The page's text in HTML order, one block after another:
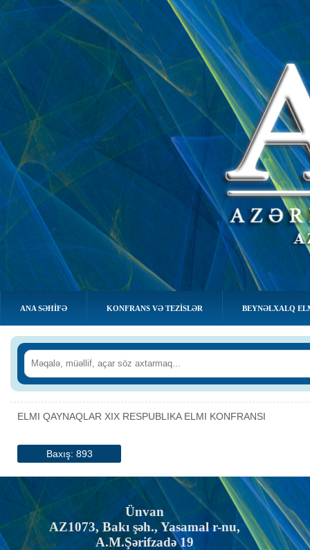
ANA SƏHIFƏ KONFRANS VƏ TEZİSLƏR BEYNƏLXALQ
ELMI QAYNAQLAR XIX RESPUBLIKA ELMI KONFRANSI
Baxış: 893
Ünvan
AZ1073, Bakı şəh., Yasamal r-nu,
A.M.Şərifzadə 19